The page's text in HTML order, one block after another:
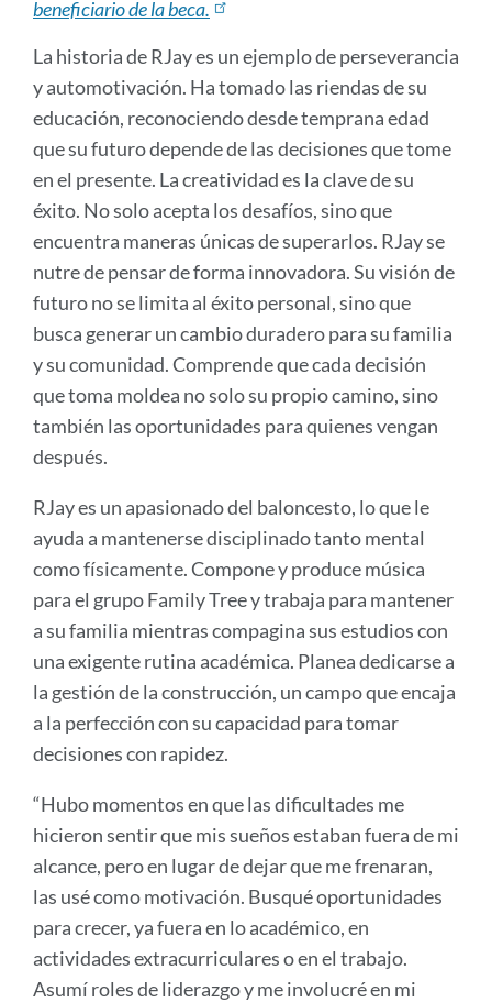
beneficiario de la beca.
La historia de RJay es un ejemplo de perseverancia
y automotivación. Ha tomado las riendas de su
educación, reconociendo desde temprana edad
que su futuro depende de las decisiones que tome
en el presente. La creatividad es la clave de su
éxito. No solo acepta los desafíos, sino que
encuentra maneras únicas de superarlos. RJay se
nutre de pensar de forma innovadora. Su visión de
futuro no se limita al éxito personal, sino que
busca generar un cambio duradero para su familia
y su comunidad. Comprende que cada decisión
que toma moldea no solo su propio camino, sino
también las oportunidades para quienes vengan
después.
RJay es un apasionado del baloncesto, lo que le
ayuda a mantenerse disciplinado tanto mental
como físicamente. Compone y produce música
para el grupo Family Tree y trabaja para mantener
a su familia mientras compagina sus estudios con
una exigente rutina académica. Planea dedicarse a
la gestión de la construcción, un campo que encaja
a la perfección con su capacidad para tomar
decisiones con rapidez.
“Hubo momentos en que las dificultades me
hicieron sentir que mis sueños estaban fuera de mi
alcance, pero en lugar de dejar que me frenaran,
las usé como motivación. Busqué oportunidades
para crecer, ya fuera en lo académico, en
actividades extracurriculares o en el trabajo.
Asumí roles de liderazgo y me involucré en mi